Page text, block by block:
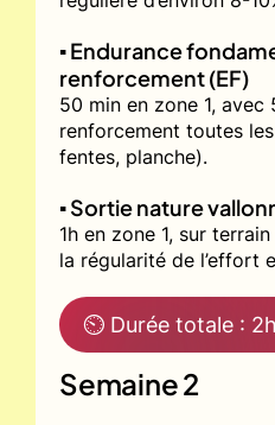
▪️ Endurance
renforcement (EF)
50 min en zone 1, avec
renforcement toutes
fentes, planche).
▪️ Sortie nature
1h en zone 1, sur
la régularité de l’effort
⏲ Durée totale :
Semaine 2